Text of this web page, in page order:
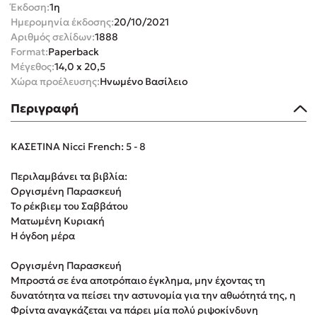
Στέφανος Ξενάκης
Sebastian Fitzek
Freida McFadden
Κατρίνα Τσάνταλη
Lucinda Riley
Mimi Matthews
Rebecca Yarros
Τζένη Κουτσοδημητροπούλου
Emily Henry
Ali Hazelwood
Pierdomenico Baccalario
Δανάη Ιμπραχήμ
Έκδοση:1η
Ημερομηνία έκδοσης:20/10/2021
Αριθμός σελίδων:1888
Format:Paperback
Μέγεθος:14,0 x 20,5
Χώρα προέλευσης:Ηνωμένο Βασίλειο
Περιγραφή
ΚΑΣΕΤΙΝΑ Nicci French: 5 - 8
Περιλαμβάνει τα βιβλία:
Οργισμένη Παρασκευή
Το ρέκβιεμ του Σαββάτου
Ματωμένη Κυριακή
Η όγδοη μέρα
Οργισμένη Παρασκευή
Μπροστά σε ένα αποτρόπαιο έγκλημα, μην έχοντας τη
δυνατότητα να πείσει την αστυνομία για την αθωότητά της, η
Φρίντα αναγκάζεται να πάρει μία πολύ ριψοκίνδυνη